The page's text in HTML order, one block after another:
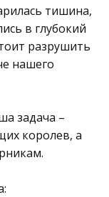
тишина,
в глубокий
разрушить
нашего
задача –
королев, а